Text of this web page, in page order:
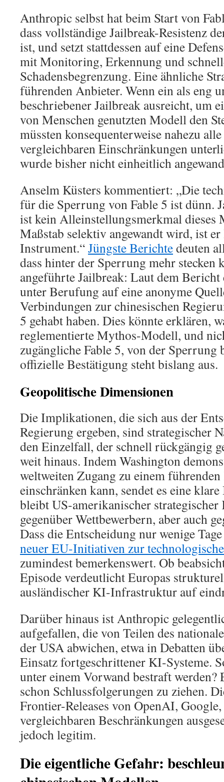
Anthropic selbst hat beim Start von
dass vollständige Jailbreak-Resistenz
ist, und setzt stattdessen auf eine
mit Monitoring, Erkennung und
Schadensbegrenzung. Eine ähnliche
führenden Anbieter. Wenn ein als eng
beschriebener Jailbreak ausreicht, um
von Menschen genutzten Modell den
müssten konsequenterweise nahezu
vergleichbaren Einschränkungen
wurde bisher nicht einheitlich
Anselm Küsters kommentiert: „Die
für die Sperrung von Fable 5 ist dünn.
ist kein Alleinstellungsmerkmal dieses
Maßstab selektiv angewandt wird, ist
Instrument.“Jüngste Berichtedeuten
dass hinter der Sperrung mehr stecken
angeführte Jailbreak: Laut dem
unter Berufung auf eine anonyme
Verbindungen zur chinesischen
5 gehabt haben. Dies könnte erklären,
reglementierte Mythos-Modell, und
zugängliche Fable 5, von der Sperrung
offizielle Bestätigung steht bislang aus.
Geopolitische Dimensionen
Die Implikationen, die sich aus der
Regierung ergeben, sind strategischer
den Einzelfall, der schnell rückgängig
weit hinaus. Indem Washington
weltweiten Zugang zu einem
einschränken kann, sendet es eine
bleibt US-amerikanischer
gegenüber Wettbewerbern, aber auch
Dass die Entscheidung nur wenige
neuer EU-Initiativen zur
zumindest bemerkenswert. Ob
Episode verdeutlicht Europas
ausländischer KI-Infrastruktur auf
Darüber hinaus ist Anthropic
aufgefallen, die von Teilen des
der USA abwichen, etwa in Debatten
Einsatz fortgeschrittener KI-Systeme.
unter einem Vorwand bestraft
schon Schlussfolgerungen zu ziehen.
Frontier-Releases von OpenAI,
vergleichbaren Beschränkungen
jedoch legitim.
Die eigentliche Gefahr: